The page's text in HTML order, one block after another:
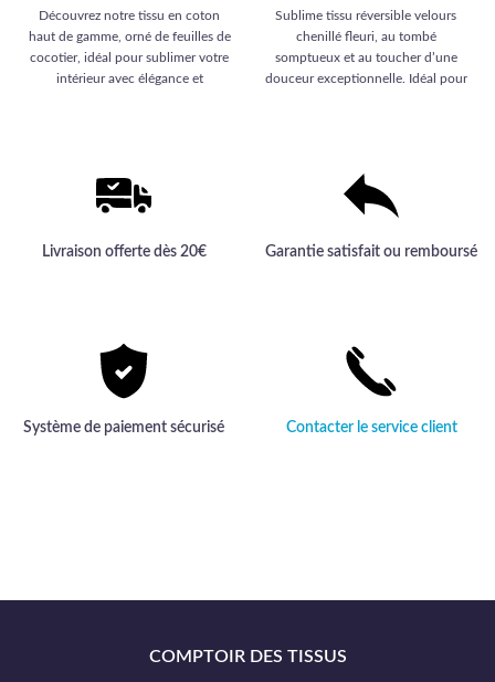
14,00 €.actuel est :
12,49 €.
Découvrez notre tissu en coton
haut de gamme, orné de feuilles de
cocotier, idéal pour sublimer votre
intérieur avec élégance et
28,00 €.
actuel est :
9,99 €.
Sublime tissu réversible velours
chenillé fleuri, au tombé
somptueux et au toucher d’une
douceur exceptionnelle. Idéal pour
Livraison offerte dès 20€ Garantie satisfait ou remboursé
Système de paiement sécurisé Contacter le service client
COMPTOIR DES TISSUS